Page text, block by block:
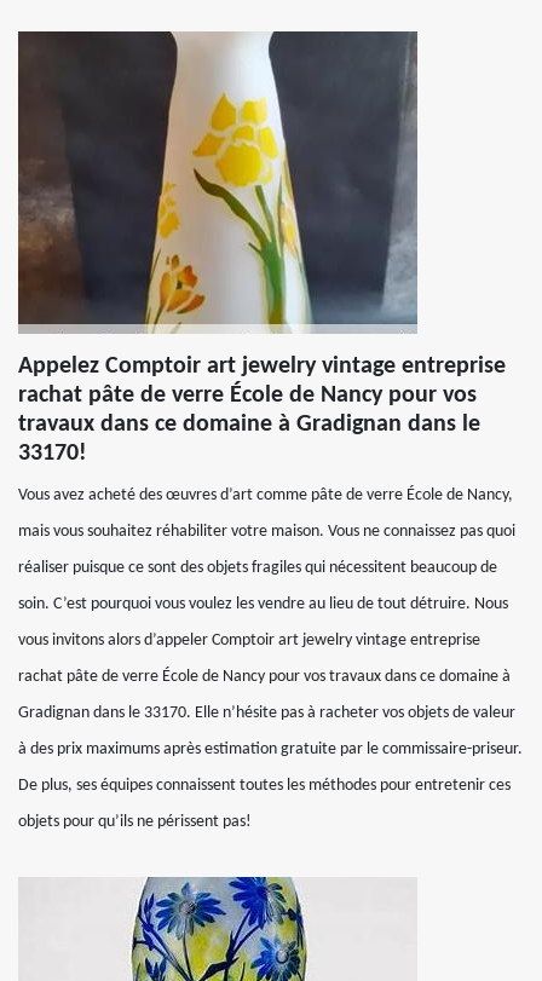
Appelez Comptoir art jewelry vintage entreprise
rachat pâte de verre École de Nancy pour vos
travaux dans ce domaine à Gradignan dans le
33170!
Vous avez acheté des œuvres d’art comme pâte de verre École de Nancy,
mais vous souhaitez réhabiliter votre maison. Vous ne connaissez pas quoi
réaliser puisque ce sont des objets fragiles qui nécessitent beaucoup de
soin. C’est pourquoi vous voulez les vendre au lieu de tout détruire. Nous
vous invitons alors d’appeler Comptoir art jewelry vintage entreprise
rachat pâte de verre École de Nancy pour vos travaux dans ce domaine à
Gradignan dans le 33170. Elle n’hésite pas à racheter vos objets de valeur
à des prix maximums après estimation gratuite par le commissaire-priseur.
De plus, ses équipes connaissent toutes les méthodes pour entretenir ces
objets pour qu’ils ne périssent pas!